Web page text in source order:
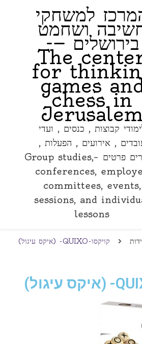
למשחקי
ושחמט
בירושלים —-
The
for
games
chess in
Jerusalem
קבוצות , כנסים , ועדי
, אירועים , הפעלות ,
ושעורים פרטים –Group studies,
conferences,
committees, events,
sessions, and
lessons
קויקסו-QUIXO- (איקס עיגול)